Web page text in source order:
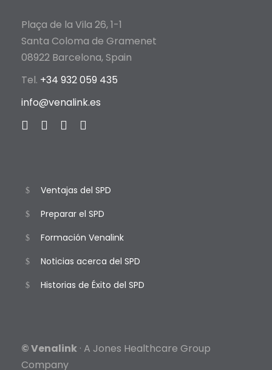
Plaça de la Vila 26, 1-1
Santa Coloma de Gramenet
08922 Barcelona, Spain
Tel. +34 932 059 435
info@venalink.es
Ventajas del SPD
Preparar el SPD
Formación Venalink
Noticias acerca del SPD
Historias de Éxito del SPD
© Venalink · A Jones Healthcare Group
Company